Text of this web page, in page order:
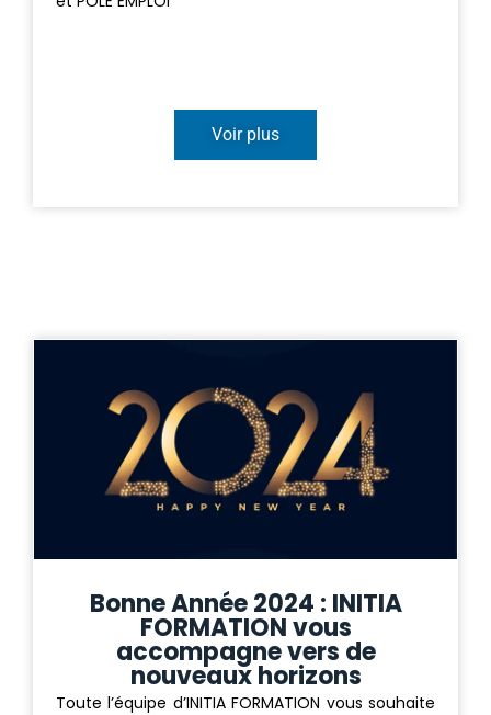
Voir plus
Bonne Année 2024 : INITIA
FORMATION vous
accompagne vers de
nouveaux horizons
Toute l’équipe d’INITIA FORMATION vous souhaite